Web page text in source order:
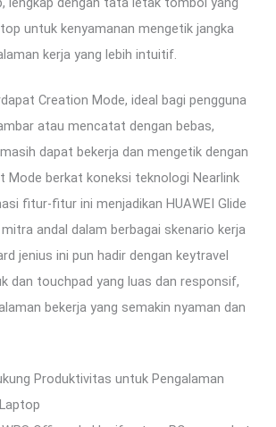
untuk kenyamanan mengetik jangka
kerja yang lebih intuitif.
Creation Mode, ideal bagi pengguna
atau mencatat dengan bebas,
dapat bekerja dan mengetik dengan
Mode berkat koneksi teknologi Nearlink
fitur-fitur ini menjadikan HUAWEI Glide
andal dalam berbagai skenario kerja
jenius ini pun hadir dengan keytravel
dan touchpad yang luas dan responsif,
bekerja yang semakin nyaman dan
Produktivitas untuk Pengalaman